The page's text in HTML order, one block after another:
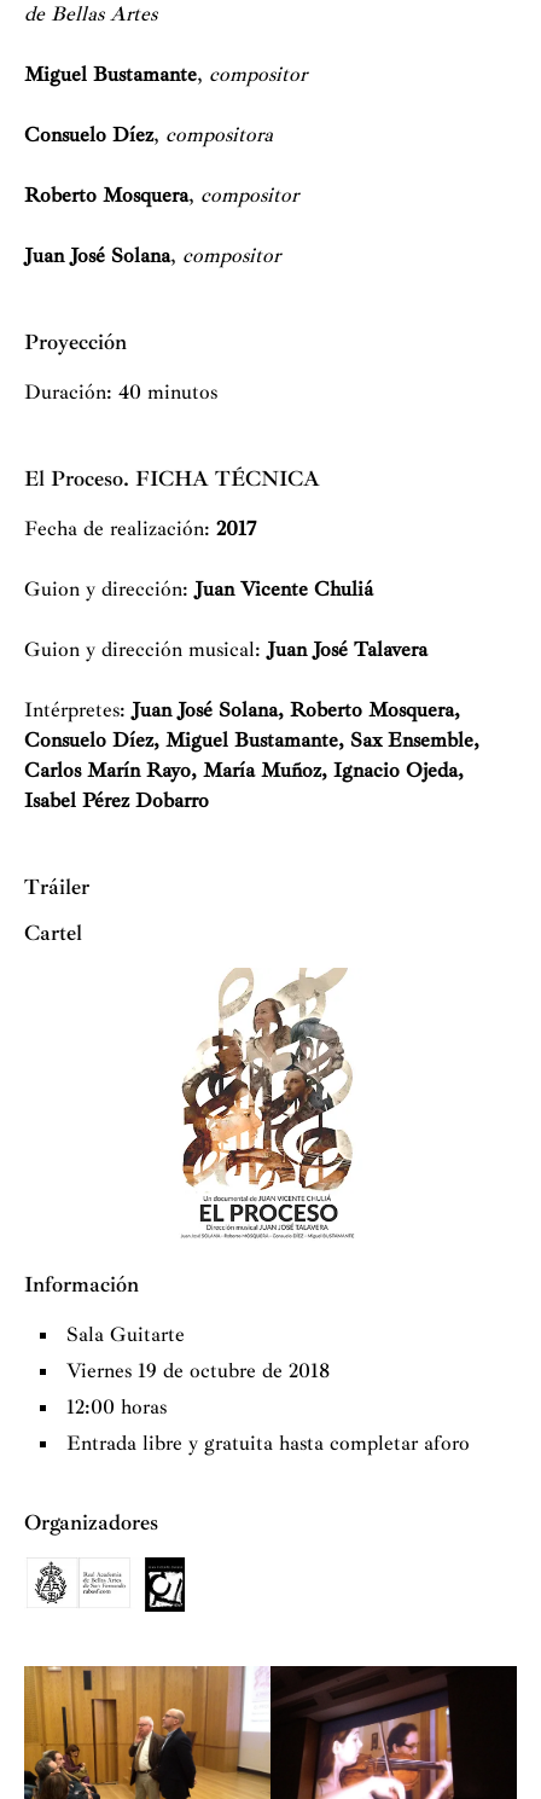
de Bellas Artes
Miguel Bustamante, compositor
Consuelo Díez, compositora
Roberto Mosquera, compositor
Juan José Solana, compositor
Proyección
Duración: 40 minutos
El Proceso. FICHA TÉCNICA
Fecha de realización: 2017
Guion y dirección: Juan Vicente Chuliá
Guion y dirección musical: Juan José Talavera
Intérpretes: Juan José Solana, Roberto Mosquera,
Consuelo Díez, Miguel Bustamante, Sax Ensemble,
Carlos Marín Rayo, María Muñoz, Ignacio Ojeda,
Isabel Pérez Dobarro
Tráiler
Cartel
Información
Sala Guitarte
Viernes 19 de octubre de 2018
12:00 horas
Entrada libre y gratuita hasta completar aforo
Organizadores